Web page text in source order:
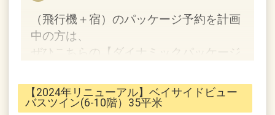
・那覇バスターミナルも目の前！美ら海
水族館やビーチへのお出掛けも楽ちん！
・国際通り徒歩圏内、ゆいレールならた
・全室35平米以上の客室
・全室洗い場付きのバスルーム
（飛行機＋宿）のパッケージ予約を計画
中の方は、
ぜひこちらの【ダイナミックパッケージ
【2024年リニューアル】ベイサイドビュー
バスツイン(6-10階）35平米